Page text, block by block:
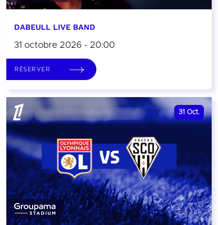
DABEULL LIVE BAND
31 octobre 2026 - 20:00
RÉSERVER
31 Oct.